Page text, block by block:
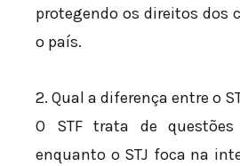
protegendo os direitos dos
o país.
2. Qual a diferença entre o
O STF trata de
enquanto o STJ foca na